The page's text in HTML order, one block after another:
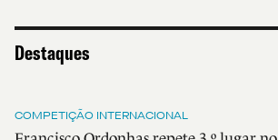
Destaques
COMPETIÇÃO INTERNACIONAL